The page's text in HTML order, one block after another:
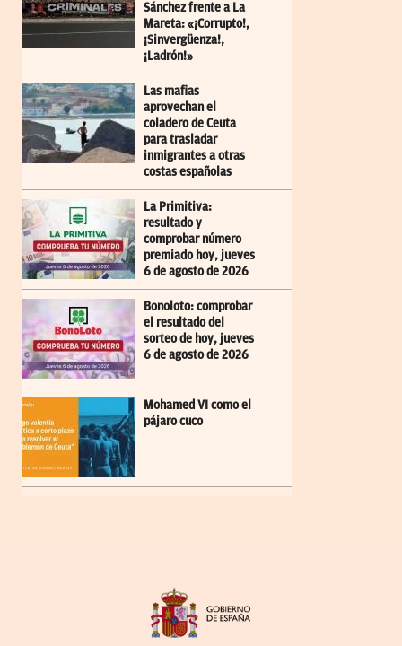
Sánchez frente a La
Mareta: «¡Corrupto!,
¡Sinvergüenza!,
¡Ladrón!»
Las mafias
aprovechan el
coladero de Ceuta
para trasladar
inmigrantes a otras
costas españolas
La Primitiva:
resultado y
comprobar número
premiado hoy, jueves
6 de agosto de 2026
Bonoloto: comprobar
el resultado del
sorteo de hoy, jueves
6 de agosto de 2026
Mohamed VI como el
pájaro cuco